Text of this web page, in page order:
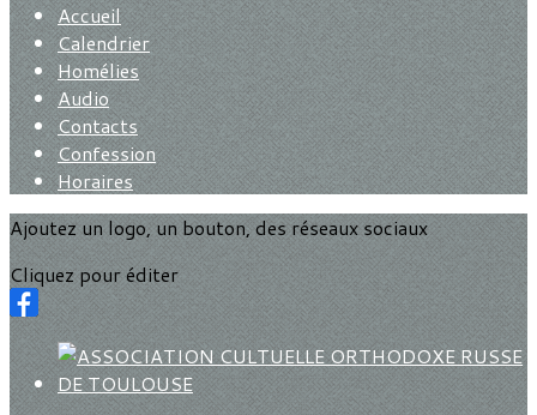
Accueil
Calendrier
Homélies
Audio
Contacts
Confession
Horaires
Ajoutez un logo, un bouton, des réseaux sociaux
Cliquez pour éditer